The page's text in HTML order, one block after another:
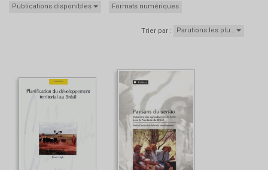
Publications disponibles Formats numériques
Trier par : Parutions les plu…